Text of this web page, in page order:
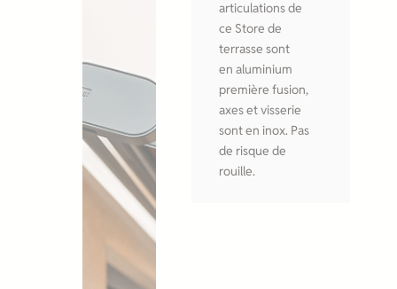
articulations de
ce Store de
terrasse sont
en aluminium
première fusion,
axes et visserie
sont en inox. Pas
de risque de
rouille.